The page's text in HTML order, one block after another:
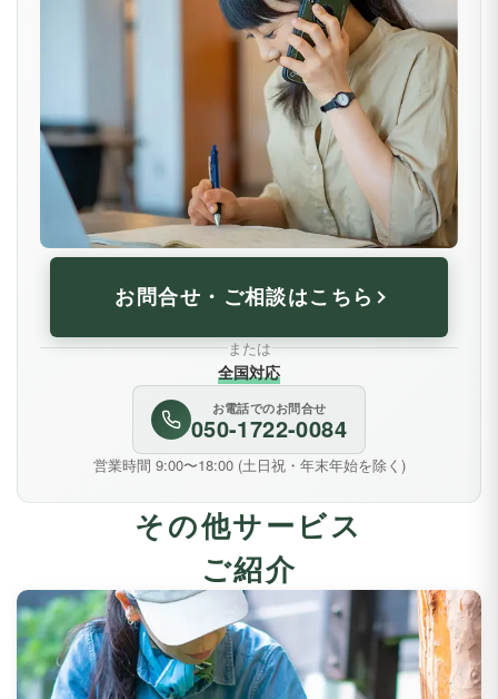
お問合せ・ご相談はこちら
または
全国対応
お電話でのお問合せ
050-1722-0084
営業時間 9:00〜18:00 (土日祝・年末年始を除く)
その他サービス
ご紹介